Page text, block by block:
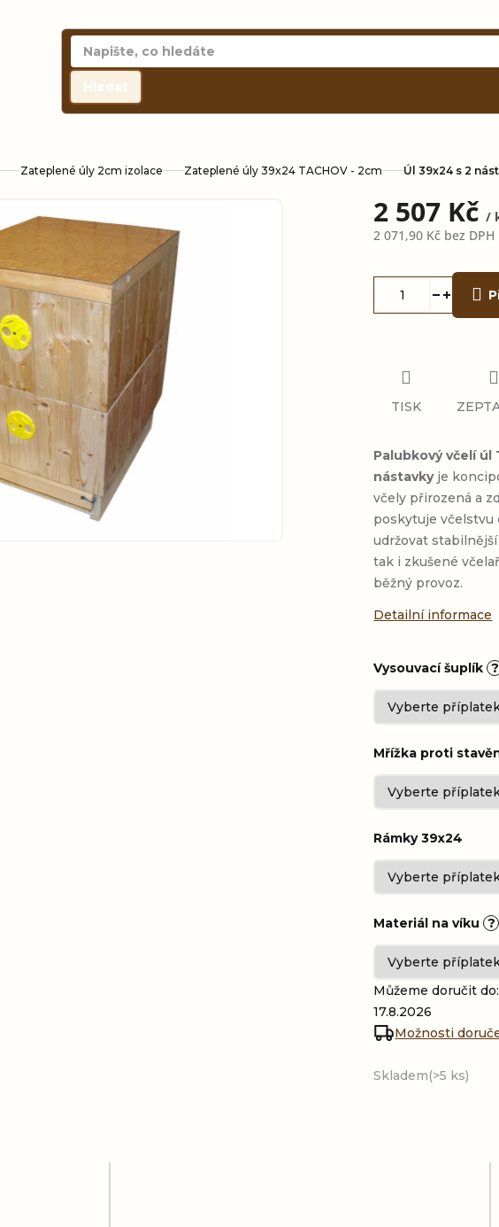
Hledat
Zateplené úly 2cm izolace Zateplené úly 39x24 TACHOV - 2cm Úl 39x24 s 2
2 507 Kč /
2 071,90 Kč bez DPH
Skladem(>5 ks)
Vysouvací šuplík ?
Mřížka proti
Rámky 39x24
Materiál na víku ?
Můžeme doručit do:
17.8.2026
Možnosti
Palubkový včelí
nástavky je
včely přirozená a
poskytuje včelstvu
udržovat
tak i zkušené
běžný provoz.
Detailní informace
TISK